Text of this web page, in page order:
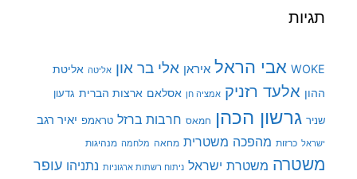
תגיות
WOKE אבי הראל איראן אלי בר און אליטה אליטת
ההון אלעד רזניק אמציה חן אסלאם ארצות הברית גדעון
שניר גרשון הכהן חמאס חרבות ברזל טראמפ יאיר רגב
ישראל כרזות מהפכה משטרית מחאה מלחמה מנהיגות
משטרה משטרת ישראל ניתוח רשתות ארגוניות נתניהו עופר